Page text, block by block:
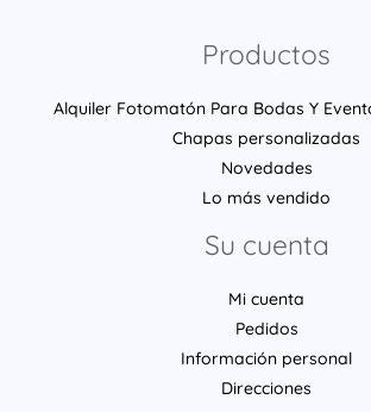
Productos
Alquiler Fotomatón Para Bodas Y
Chapas personalizadas
Novedades
Lo más vendido
Su cuenta
Mi cuenta
Pedidos
Información personal
Direcciones